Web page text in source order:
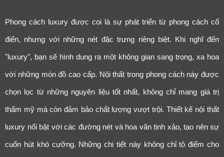
Phong cách luxury được coi là sự phát triển từ phong cách cổ
điển, nhưng với những nét đặc trưng riêng biệt. Khi nghĩ đến
"luxury", bạn sẽ hình dung ra một không gian sang trọng, xa hoa
với những món đồ cao cấp. Nội thất trong phong cách này được
chọn lọc từ những nguyên liệu tốt nhất, không chỉ mang giá trị
thẩm mỹ mà còn đảm bảo chất lượng vượt trội. Thiết kế nội thất
luxury nổi bật với các đường nét và hoa văn tinh xảo, tạo nên sự
cuốn hút khó cưỡng. Những chi tiết này không chỉ tô điểm cho